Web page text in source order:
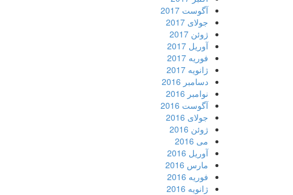
آگوست 2017
جولای 2017
ژوئن 2017
آوریل 2017
فوریه 2017
ژانویه 2017
دسامبر 2016
نوامبر 2016
آگوست 2016
جولای 2016
ژوئن 2016
می 2016
آوریل 2016
مارس 2016
فوریه 2016
ژانویه 2016